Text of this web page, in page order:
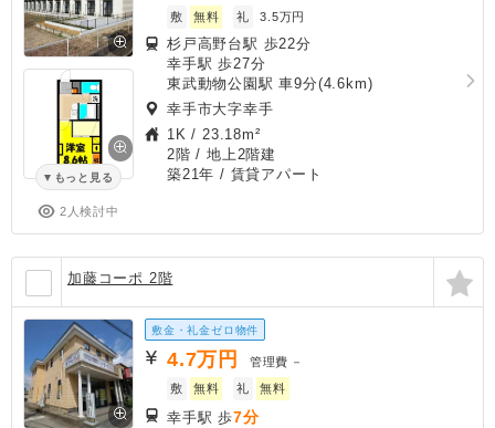
もっと見る
2人検討中
敷
無料 礼 3.5万円
杉戸高野台駅 歩22分
幸手駅 歩27分
東武動物公園駅 車9分(4.6km)
幸手市大字幸手
1K / 23.18m²
2階 / 地上2階建
築21年 / 賃貸アパート
加藤コーポ 2階
敷金・礼金ゼロ物件
4.7万円 管理費 －
敷
無料 礼 無料
幸手駅 歩7分